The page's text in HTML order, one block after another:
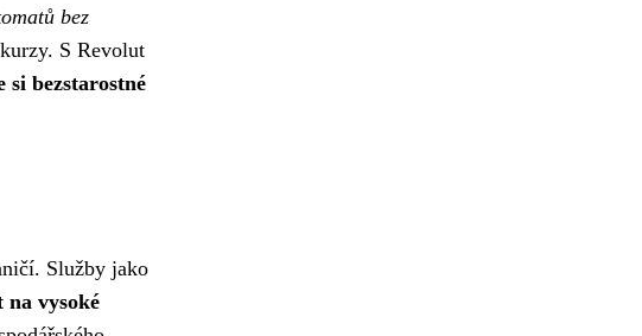
bez
S Revolut
bezstarostné
Služby jako
na vysoké